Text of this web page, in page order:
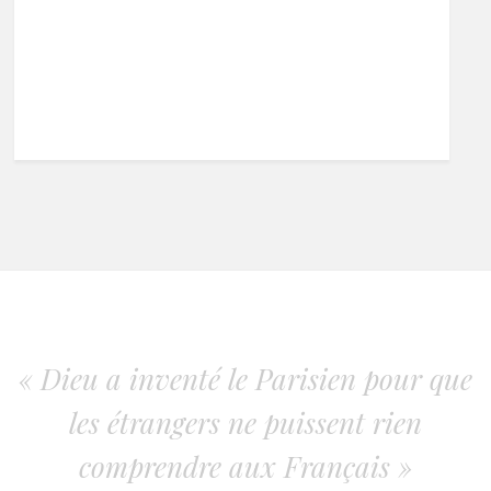
« Dieu a inventé le Parisien pour que
les étrangers ne puissent rien
comprendre aux Français »